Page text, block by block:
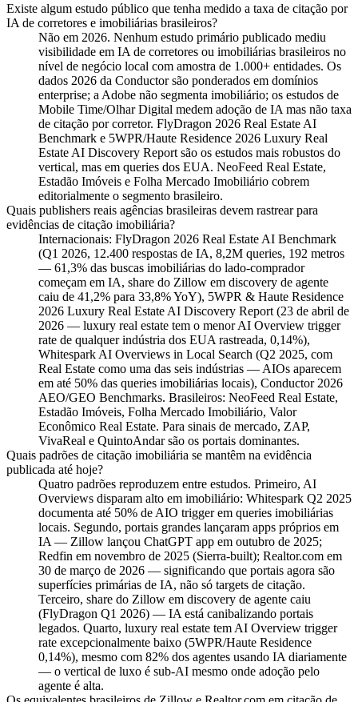
Existe algum estudo público que tenha medido a taxa de citação por
IA de corretores e imobiliárias brasileiros?
Não em 2026. Nenhum estudo primário publicado mediu
visibilidade em IA de corretores ou imobiliárias brasileiros no
nível de negócio local com amostra de 1.000+ entidades. Os
dados 2026 da Conductor são ponderados em domínios
enterprise; a Adobe não segmenta imobiliário; os estudos de
Mobile Time/Olhar Digital medem adoção de IA mas não taxa
de citação por corretor. FlyDragon 2026 Real Estate AI
Benchmark e 5WPR/Haute Residence 2026 Luxury Real
Estate AI Discovery Report são os estudos mais robustos do
vertical, mas em queries dos EUA. NeoFeed Real Estate,
Estadão Imóveis e Folha Mercado Imobiliário cobrem
editorialmente o segmento brasileiro.
Quais publishers reais agências brasileiras devem rastrear para
evidências de citação imobiliária?
Internacionais: FlyDragon 2026 Real Estate AI Benchmark
(Q1 2026, 12.400 respostas de IA, 8,2M queries, 192 metros
— 61,3% das buscas imobiliárias do lado-comprador
começam em IA, share do Zillow em discovery de agente
caiu de 41,2% para 33,8% YoY), 5WPR & Haute Residence
2026 Luxury Real Estate AI Discovery Report (23 de abril de
2026 — luxury real estate tem o menor AI Overview trigger
rate de qualquer indústria dos EUA rastreada, 0,14%),
Whitespark AI Overviews in Local Search (Q2 2025, com
Real Estate como uma das seis indústrias — AIOs aparecem
em até 50% das queries imobiliárias locais), Conductor 2026
AEO/GEO Benchmarks. Brasileiros: NeoFeed Real Estate,
Estadão Imóveis, Folha Mercado Imobiliário, Valor
Econômico Real Estate. Para sinais de mercado, ZAP,
VivaReal e QuintoAndar são os portais dominantes.
Quais padrões de citação imobiliária se mantêm na evidência
publicada até hoje?
Quatro padrões reproduzem entre estudos. Primeiro, AI
Overviews disparam alto em imobiliário: Whitespark Q2 2025
documenta até 50% de AIO trigger em queries imobiliárias
locais. Segundo, portais grandes lançaram apps próprios em
IA — Zillow lançou ChatGPT app em outubro de 2025;
Redfin em novembro de 2025 (Sierra-built); Realtor.com em
30 de março de 2026 — significando que portais agora são
superfícies primárias de IA, não só targets de citação.
Terceiro, share do Zillow em discovery de agente caiu
(FlyDragon Q1 2026) — IA está canibalizando portais
legados. Quarto, luxury real estate tem AI Overview trigger
rate excepcionalmente baixo (5WPR/Haute Residence
0,14%), mesmo com 82% dos agentes usando IA diariamente
— o vertical de luxo é sub-AI mesmo onde adoção pelo
agente é alta.